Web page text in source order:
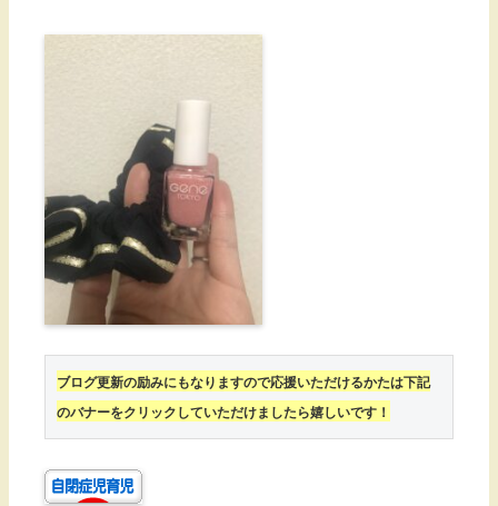
ブログ更新の励みにもなりますので応援いただけるかたは下記
のバナーをクリックしていただけましたら嬉しいです！